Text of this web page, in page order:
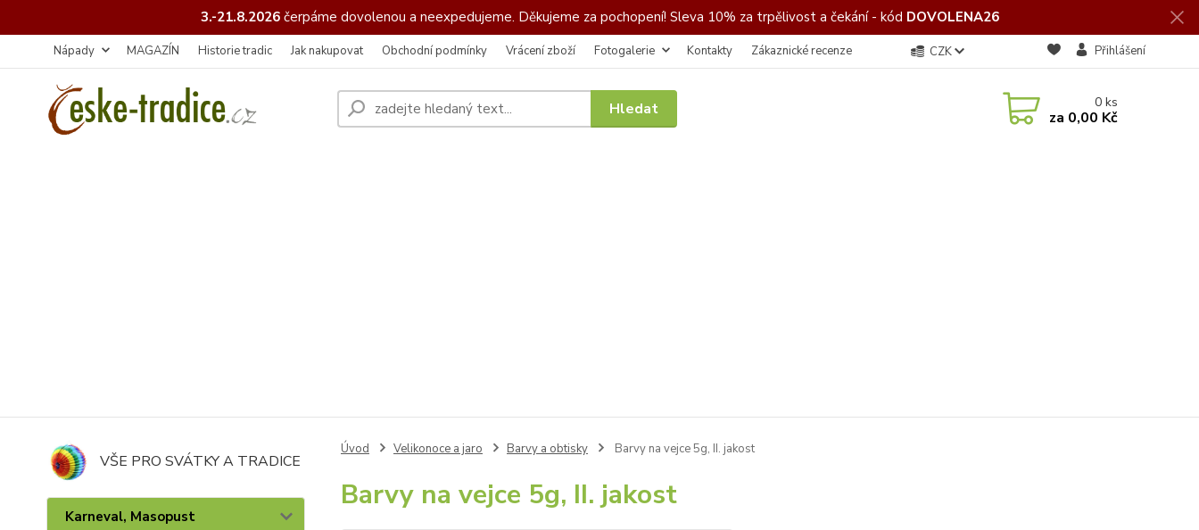
3.-21.8.2026čerpáme dovolenou a neexpedujeme. Děkujeme za pochopení! Sleva 10% za trpělivost a čekání - kód DOVOLENA26
Nápady MAGAZÍN Historie tradic Jak nakupovat Obchodní podmínky Vrácení zboží Fotogalerie Kontakty Zákaznické recenze CZK Přihlášení
Hledat 0ks
za 0,00 Kč
VŠE PRO SVÁTKY A TRADICE
Karneval, Masopust
Úvod Velikonoce a jaro Barvy a obtisky Barvy na vejce 5g, II. jakost
Barvy na vejce 5g, II. jakost